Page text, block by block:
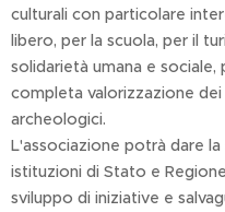
culturali con particolare
libero, per la scuola, per il
solidarietà umana e
completa valorizzazione
archeologici.
L'associazione potrà dare
istituzioni di Stato e
sviluppo di iniziative e